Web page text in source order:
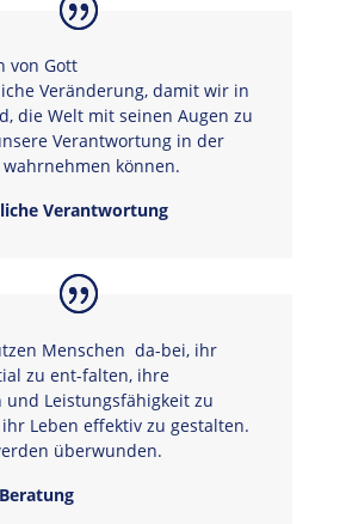
von Gott
Veränderung, damit wir in
die Welt mit seinen Augen zu
Verantwortung in der
können.
Verantwortung
Menschen da-bei, ihr
zu ent-falten, ihre
und Leistungsfähigkeit zu
Leben effektiv zu gestalten.
überwunden.